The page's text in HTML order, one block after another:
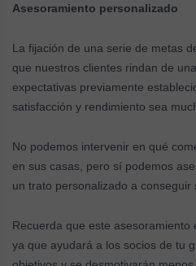
Asesoramiento personalizado
La fijación de una serie de metas
que nuestros clientes rindan de
expectativas previamente
satisfacción y rendimiento sea
No podemos intervenir en qué
en sus casas, pero sí podemos
un trato personalizado a conseguir
Recuerda que este asesoramiento
ya que ayudará a los socios de tu